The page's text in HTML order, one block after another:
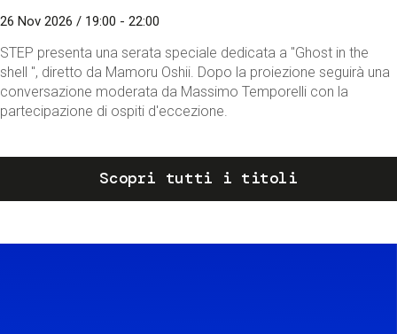
26 Nov 2026 / 19:00 - 22:00
STEP presenta una serata speciale dedicata a "Ghost in the
shell ", diretto da Mamoru Oshii. Dopo la proiezione seguirà una
conversazione moderata da Massimo Temporelli con la
partecipazione di ospiti d'eccezione.
Scopri tutti i titoli